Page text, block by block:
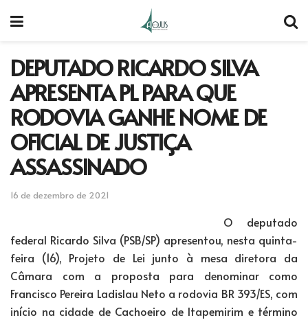
DEPUTADO RICARDO SILVA
APRESENTA PL PARA QUE
RODOVIA GANHE NOME DE
OFICIAL DE JUSTIÇA
ASSASSINADO
16 de dezembro de 2021
O deputado
federal Ricardo Silva (PSB/SP) apresentou, nesta quinta-
feira (16), Projeto de Lei junto à mesa diretora da
Câmara com a proposta para denominar como
Francisco Pereira Ladislau Neto a rodovia BR 393/ES, com
início na cidade de Cachoeiro de Itapemirim e término